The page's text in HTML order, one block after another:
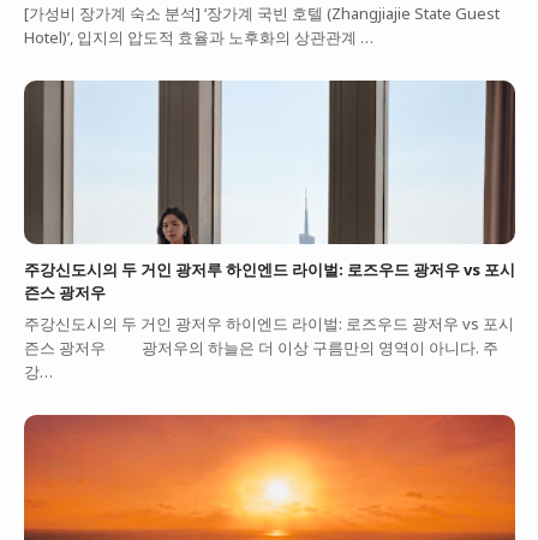
[가성비 장가계 숙소 분석] ‘장가계 국빈 호텔 (Zhangjiajie State Guest
Hotel)’, 입지의 압도적 효율과 노후화의 상관관계 …
주강신도시의 두 거인 광저루 하인엔드 라이벌: 로즈우드 광저우 vs 포시
즌스 광저우
주강신도시의 두 거인 광저우 하이엔드 라이벌: 로즈우드 광저우 vs 포시
즌스 광저우 광저우의 하늘은 더 이상 구름만의 영역이 아니다. 주
강…